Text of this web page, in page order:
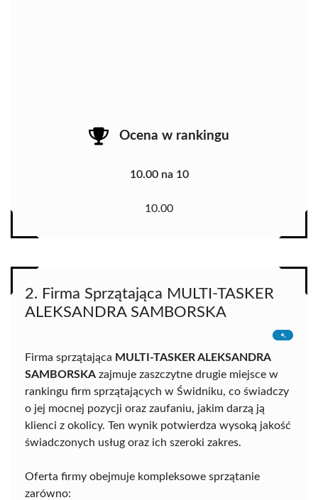
Ocena w rankingu
10.00 na 10
10.00
2. Firma Sprzątająca MULTI-TASKER
ALEKSANDRA SAMBORSKA
Firma sprzątająca MULTI-TASKER ALEKSANDRA
SAMBORSKA zajmuje zaszczytne drugie miejsce w
rankingu firm sprzątających w Świdniku, co świadczy
o jej mocnej pozycji oraz zaufaniu, jakim darzą ją
klienci z okolicy. Ten wynik potwierdza wysoką jakość
świadczonych usług oraz ich szeroki zakres.
Oferta firmy obejmuje kompleksowe sprzątanie
zarówno: